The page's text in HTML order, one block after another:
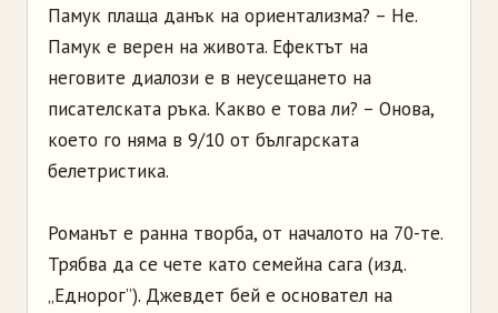
Памук плаща данък на ориентализма? – Не.
Памук е верен на живота. Ефектът на
неговите диалози е в неусещането на
писателската ръка. Какво е това ли? – Онова,
което го няма в 9/10 от българската
белетристика.
Романът е ранна творба, от началото на 70-те.
Трябва да се чете като семейна сага (изд.
„Еднорог”). Джевдет бей е основател на